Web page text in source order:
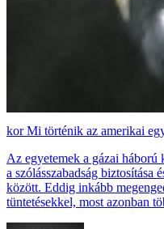
Mi történik az amerikai
Az egyetemek a gázai háború
a szólásszabadság biztosítása
között. Eddig inkább
tüntetésekkel, most azonban